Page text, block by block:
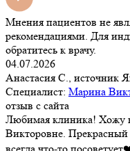
Мнения пациентов не
рекомендациями. Для
обратитесь к врачу.
04.07.2026
Анастасия С., источник
Специалист: Марина
отзыв с сайта
Любимая клиника! Хожу
Викторовне. Прекрасный